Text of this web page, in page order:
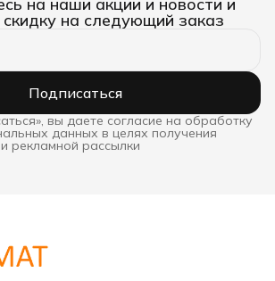
скидку на следующий заказ
Подписаться
вы даете согласие на обработку
данных в целях получения
рекламной рассылки